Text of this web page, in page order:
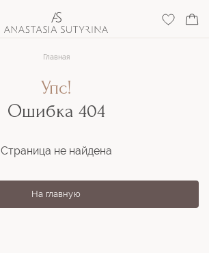
Главная
Упс!
Ошибка 404
Страница не найдена
На главную